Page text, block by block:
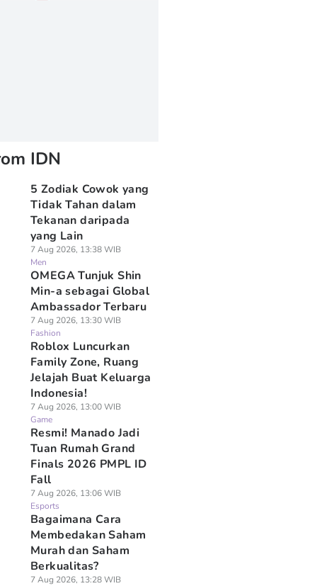
IDN
5 Zodiak Cowok yang
Tidak Tahan dalam
Tekanan daripada
yang Lain
7 Aug 2026, 13:38 WIB
Men
OMEGA Tunjuk Shin
Min-a sebagai Global
Ambassador Terbaru
7 Aug 2026, 13:30 WIB
Fashion
Roblox Luncurkan
Family Zone, Ruang
Jelajah Buat Keluarga
Indonesia!
7 Aug 2026, 13:00 WIB
Game
Resmi! Manado Jadi
Tuan Rumah Grand
Finals 2026 PMPL ID
Fall
7 Aug 2026, 13:06 WIB
Esports
Bagaimana Cara
Membedakan Saham
Murah dan Saham
Berkualitas?
7 Aug 2026, 13:28 WIB